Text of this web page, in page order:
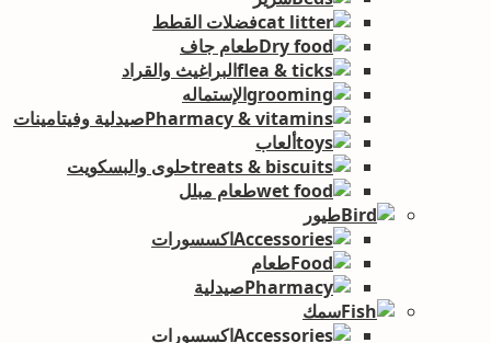
فضلات القطط
طعام جاف
البراغيث والقراد
الإستماله
صيدلية وفيتامينات
ألعاب
حلوى والبسكويت
طعام مبلل
طيور
اكسسورات
طعام
صيدلية
سمك
اكسسورات